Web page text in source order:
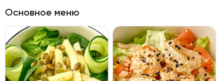
Основное меню